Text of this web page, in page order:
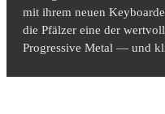
mit ihrem neuen
die Pfälzer eine der
Progressive Metal — und